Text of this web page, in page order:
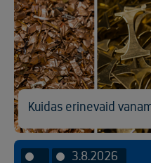
Kuidas erinevaid
3.8.2026